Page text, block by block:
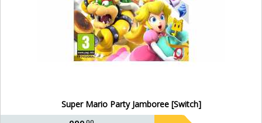
Super Mario Party Jamboree [Switch]